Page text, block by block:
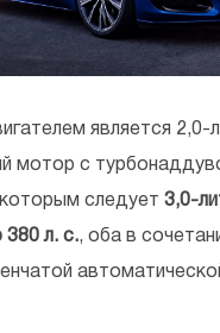
является 2,0-
мотор с
которым следует 3,0-
л. с., оба в